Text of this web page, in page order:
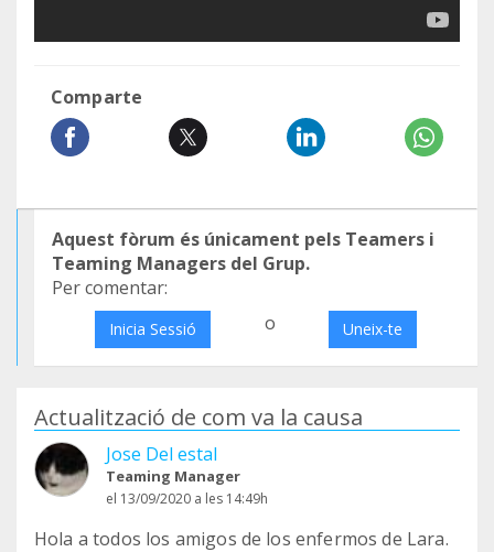
Comparte
Aquest fòrum és únicament pels Teamers i
Teaming Managers del Grup.
Per comentar:
Inicia Sessió o Uneix-te
Actualització de com va la causa
Jose Del estal
Teaming Manager
el 13/09/2020 a les 14:49h
Hola a todos los amigos de los enfermos de Lara.